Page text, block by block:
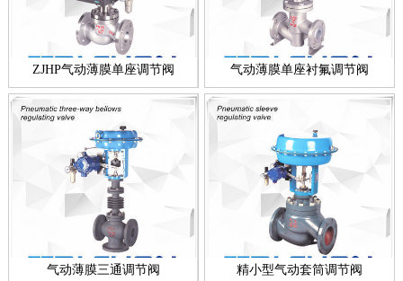
一线品牌智能电动调节阀
一线品牌智能电动调节阀简介： 智能电动调节阀是一个功能型的名
称，所有配套智能执行器的调节阀多叫做智能型电动调节阀，顾智能
电动...
青铜调节阀、海水专用
海水专用青铜调节阀介绍 青铜调节阀是一款海水专用调节阀，该阀可
分为气动青铜调节阀、电动青铜调节阀、自力式青铜调节阀、电动青
ZJHP气动薄膜单座调节阀 气动薄膜单座衬氟调节阀
气动薄膜三通调节阀 精小型气动套筒调节阀